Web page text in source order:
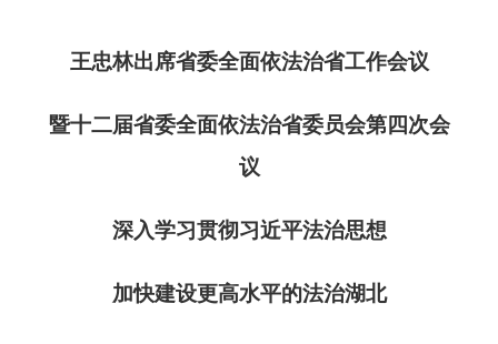
王忠林出席省委全面依法治省工作会议
暨十二届省委全面依法治省委员会第四次会
议
深入学习贯彻习近平法治思想
加快建设更高水平的法治湖北